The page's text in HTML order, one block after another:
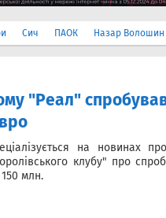
Сич ПАОК Назар Волошин
"Реал"
на новинах
клубу" про
млн.